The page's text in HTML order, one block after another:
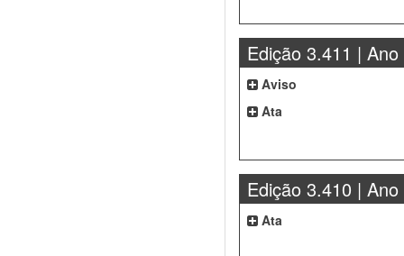
Edição 3.411 | Ano
Aviso
Ata
Edição 3.410 | Ano
Ata